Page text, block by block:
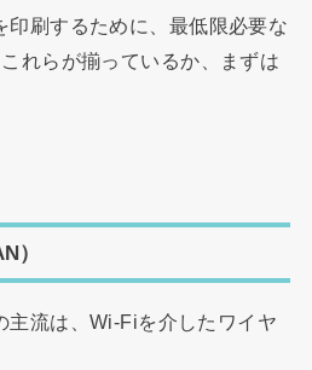
印刷するために、最低限必要な
れらが揃っているか、まずは
）
主流は、Wi-Fiを介したワイヤ